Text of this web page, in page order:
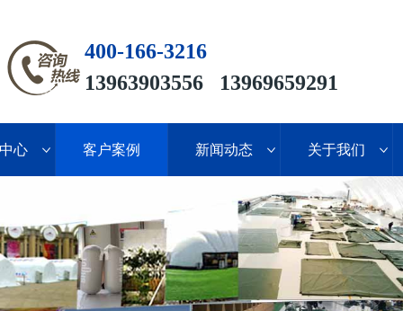
400-166-3216
13963903556 13969659291
心 客户案例 新闻动态 关于我们